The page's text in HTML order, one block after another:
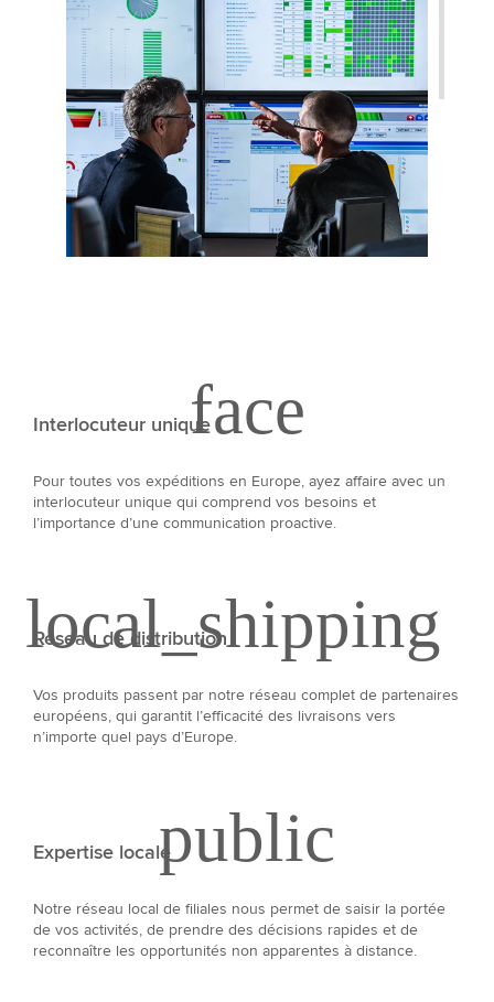
Interlocuteur unique
Pour toutes vos expéditions en Europe, ayez affaire avec un
interlocuteur unique qui comprend vos besoins et
l’importance d’une communication proactive.
Réseau de distribution
Vos produits passent par notre réseau complet de partenaires
européens, qui garantit l’efficacité des livraisons vers
n’importe quel pays d’Europe.
Expertise locale
Notre réseau local de filiales nous permet de saisir la portée
de vos activités, de prendre des décisions rapides et de
reconnaître les opportunités non apparentes à distance.